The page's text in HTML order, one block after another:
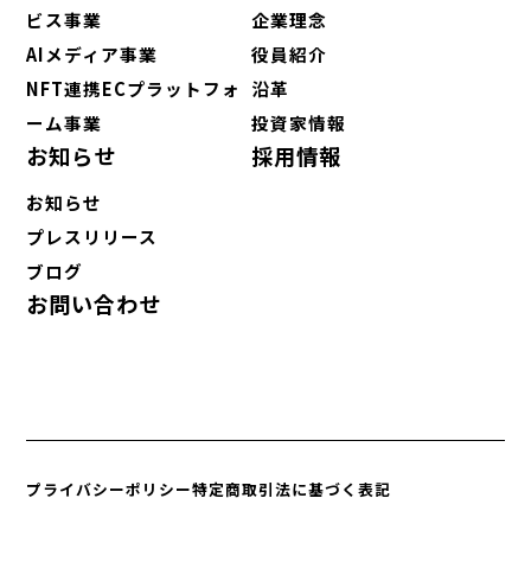
ビス事業
AIメディア事業
NFT連携ECプラットフォ
ーム事業
企業理念
役員紹介
沿革
投資家情報
お知らせ
お知らせ
プレスリリース
ブログ
採用情報
お問い合わせ
プライバシーポリシー特定商取引法に基づく表記